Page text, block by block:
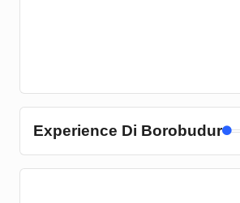
Experience Di Borobudur